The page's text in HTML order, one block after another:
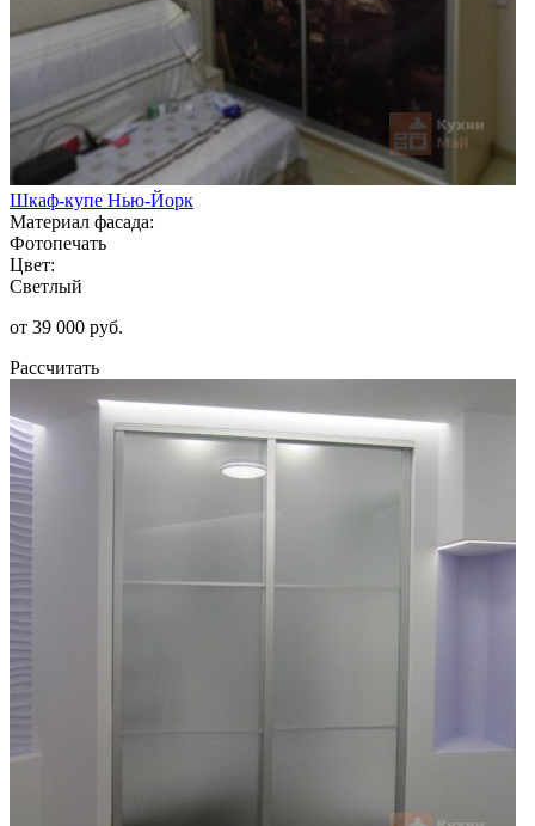
Шкаф-купе Нью-Йорк
Материал фасада:
Фотопечать
Цвет:
Светлый
от 39 000 руб.
Рассчитать